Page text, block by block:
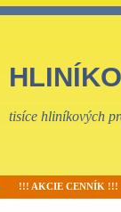
tisíce hliníkových
!!! AKCIE CENNÍK !!!